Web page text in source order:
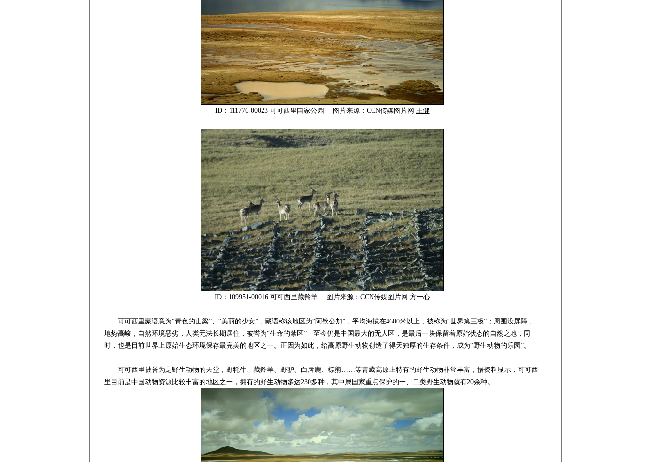
ID：111776-00023 可可西里国家公园 图片来源：CCN传媒图片网 王健
ID：109951-00016 可可西里藏羚羊 图片来源：CCN传媒图片网 方一心
可可西里蒙语意为“青色的山梁”、“美丽的少女”，藏语称该地区为“阿钦公加”，平均海拔在4600米以上，被称为“世界第三极”；周围没屏障，
地势高峻，自然环境恶劣，人类无法长期居住，被誉为“生命的禁区”，至今仍是中国最大的无人区，是最后一块保留着原始状态的自然之地，同
时，也是目前世界上原始生态环境保存最完美的地区之一。正因为如此，给高原野生动物创造了得天独厚的生存条件，成为“野生动物的乐园”。
可可西里被誉为是野生动物的天堂，野牦牛、藏羚羊、野驴、白唇鹿、棕熊……等青藏高原上特有的野生动物非常丰富，据资料显示，可可西
里目前是中国动物资源比较丰富的地区之一，拥有的野生动物多达230多种，其中属国家重点保护的一、二类野生动物就有20余种。